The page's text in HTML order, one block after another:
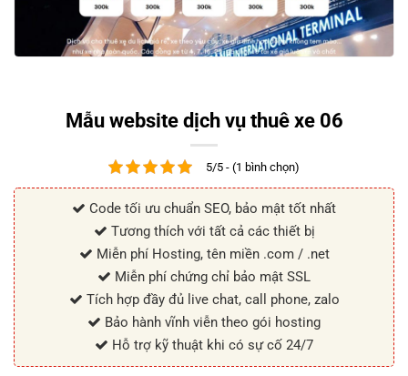
Mẫu website dịch vụ thuê xe 06
5/5 - (1 bình chọn)
Code tối ưu chuẩn SEO, bảo mật tốt nhất
Tương thích với tất cả các thiết bị
Miễn phí Hosting, tên miền .com / .net
Miễn phí chứng chỉ bảo mật SSL
Tích hợp đầy đủ live chat, call phone, zalo
Bảo hành vĩnh viễn theo gói hosting
Hỗ trợ kỹ thuật khi có sự cố 24/7